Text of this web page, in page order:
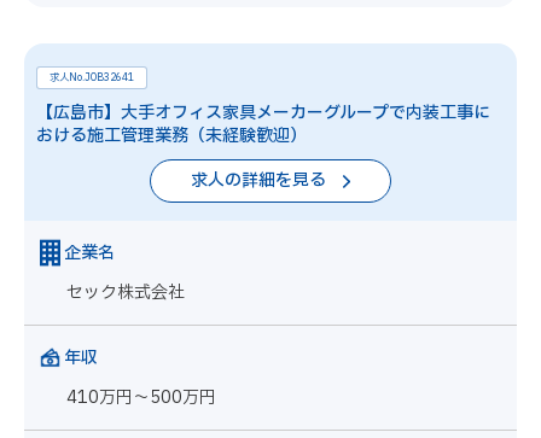
求人No.JOB32641
【広島市】大手オフィス家具メーカーグループで内装工事に
おける施工管理業務（未経験歓迎）
求人の詳細を見る
企業名
セック株式会社
年収
410万円～500万円